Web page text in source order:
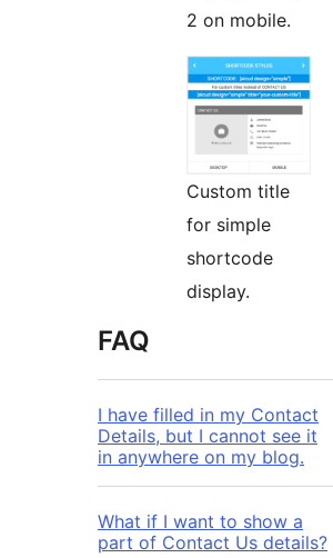
2 on mobile.
Custom title
for simple
shortcode
display.
FAQ
I have filled in my Contact
Details, but I cannot see it
in anywhere on my blog.
What if I want to show a
part of Contact Us details?